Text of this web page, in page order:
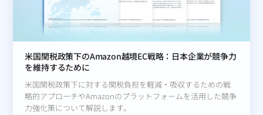
米国関税政策下のAmazon越境EC戦略：日本企業が競争力
を維持するために
米国関税政策下に対する関税負担を軽減・吸収するための戦
略的アプローチやAmazonのプラットフォームを活用した競争
力強化策について解説します。